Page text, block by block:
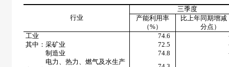
行业
三季度
产能利用率
（%）
比上年同期增减
分点）
工业
74.6
其中：采矿业
72.5
制造业
74.8
电力、热力、燃气及水生产